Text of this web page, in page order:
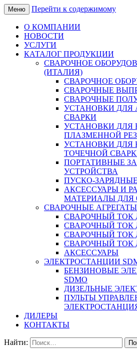
rtkom-electro.ru
Меню Перейти к содержимому
О КОМПАНИИ
НОВОСТИ
УСЛУГИ
КАТАЛОГ ПРОДУКЦИИ
СВАРОЧНОЕ
(ИТАЛИЯ)
СВАРОЧНОЕ
СВАРОЧНЫЕ
СВАРОЧНЫЕ
УСТАНОВКИ ДЛЯ
СВАРКИ
УСТАНОВКИ ДЛЯ
ПЛАЗМЕННОЙ
УСТАНОВКИ ДЛЯ
ТОЧЕЧНОЙ
ПОРТАТИВНЫЕ
УСТРОЙСТВА
ПУСКО-
АКСЕССУАРЫ И
МАТЕРИАЛЫ ДЛЯ
СВАРОЧНЫЕ АГРЕГАТЫ
СВАРОЧНЫЙ ТОК
СВАРОЧНЫЙ ТОК
СВАРОЧНЫЙ ТОК
СВАРОЧНЫЙ ТОК
АКСЕССУАРЫ
ЭЛЕКТРОСТАНЦИИ
БЕНЗИНОВЫЕ
SDMO
ДИЗЕЛЬНЫЕ
ПУЛЬТЫ
ДИЛЕРЫ
КОНТАКТЫ
Найти: